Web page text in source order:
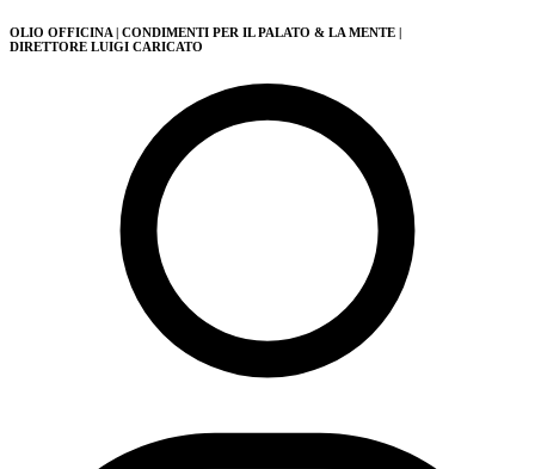
OLIO OFFICINA | CONDIMENTI PER IL PALATO & LA MENTE |
DIRETTORE LUIGI CARICATO